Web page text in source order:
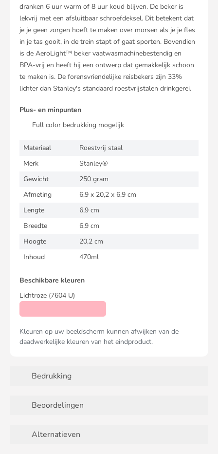
dranken 6 uur warm of 8 uur koud blijven. De beker is
lekvrij met een afsluitbaar schroefdeksel. Dit betekent dat
je je geen zorgen hoeft te maken over morsen als je je fles
in je tas gooit, in de trein stapt of gaat sporten. Bovendien
is de AeroLight™ beker vaatwasmachinebestendig en
BPA-vrij en heeft hij een ontwerp dat gemakkelijk schoon
te maken is. De forensvriendelijke reisbekers zijn 33%
lichter dan Stanley's standaard roestvrijstalen drinkgerei.
Plus- en minpunten
Full color bedrukking mogelijk
Materiaal
Roestvrij staal
Merk
Stanley®
Gewicht
250 gram
Afmeting
6,9 x 20,2 x 6,9 cm
Lengte
6,9 cm
Breedte
6,9 cm
Hoogte
20,2 cm
Inhoud
470ml
Beschikbare kleuren
Lichtroze (7604 U)
Kleuren op uw beeldscherm kunnen afwijken van de
daadwerkelijke kleuren van het eindproduct.
Bedrukking
Beoordelingen
Alternatieven